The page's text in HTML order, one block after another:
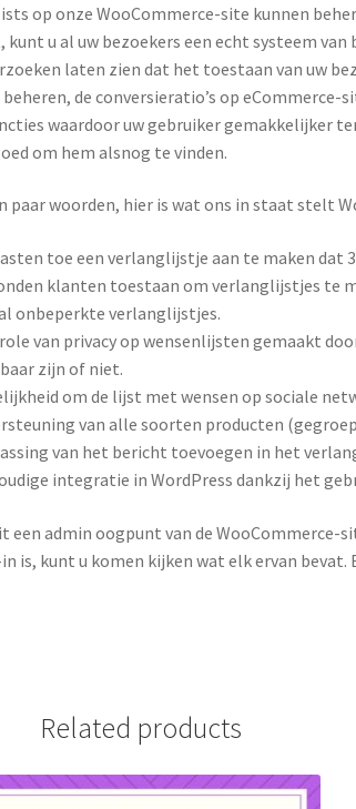
op onze WooCommerce-site kunnen
kunt u al uw bezoekers een echt systeem
laten zien dat het toestaan ​​van uw
de conversieratio’s op eCommerce-
waardoor uw gebruiker gemakkelijker
om hem alsnog te vinden.
paar woorden, hier is wat ons in staat stelt
toe een verlanglijstje aan te maken dat
klanten toestaan ​​om verlanglijstjes te
onbeperkte verlanglijstjes.
van privacy op wensenlijsten gemaakt
zijn of niet.
om de lijst met wensen op sociale
van alle soorten producten
van het bericht toevoegen in het
integratie in WordPress dankzij het
een admin oogpunt van de
is, kunt u komen kijken wat elk ervan bevat.
Related products